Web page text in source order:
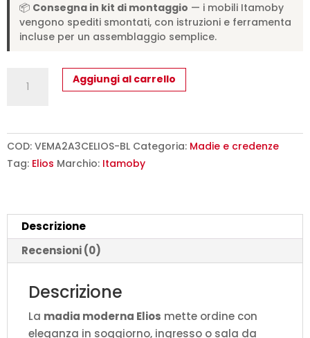
📦 Consegna in kit di montaggio — i mobili Itamoby
vengono spediti smontati, con istruzioni e ferramenta
incluse per un assemblaggio semplice.
moderna
cassetti
150x40x83,5
bianco
lucido
quantità
Aggiungi al carrello
COD: VEMA2A3CELIOS-BL Categoria: Madie e credenze
Tag: Elios Marchio: Itamoby
Descrizione
Recensioni (0)
Descrizione
La madia moderna Elios mette ordine con
eleganza in soggiorno, ingresso o sala da